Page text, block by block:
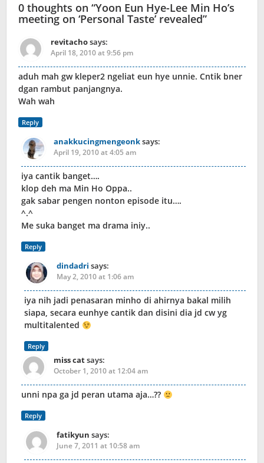
0 thoughts on “Yoon Eun Hye-Lee Min Ho’s
meeting on ‘Personal Taste’ revealed”
revitachosays:
April 18, 2010 at 9:56 pm
aduh mah gw kleper2 ngeliat eun hye unnie. Cntik bner
dgan rambut panjangnya.
Wah wah
Reply
anakkucingmengeonksays:
April 19, 2010 at 4:05 am
iya cantik banget….
klop deh ma Min Ho Oppa..
gak sabar pengen nonton episode itu….
^.^
Me suka banget ma drama iniy..
Reply
dindadri says:
May 2, 2010 at 1:06 am
iya nih jadi penasaran minho di ahirnya bakal milih
siapa, secara eunhye cantik dan disini dia jd cw yg
multitalented
Reply
miss catsays:
October 1, 2010 at 12:04 am
unni npa ga jd peran utama aja…??
Reply
fatikyun says:
June 7, 2011 at 10:58 am